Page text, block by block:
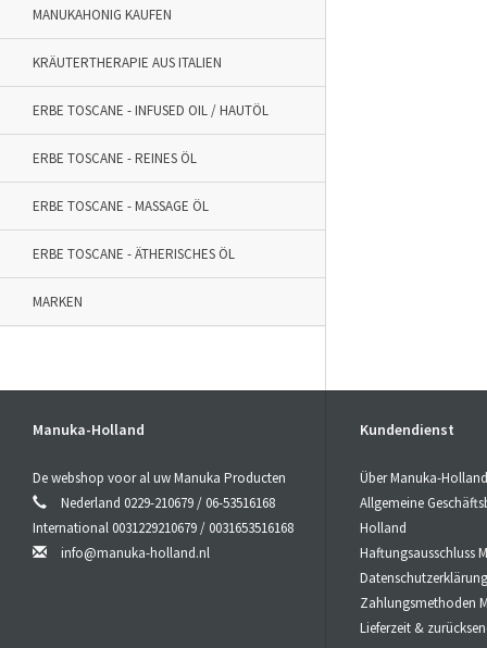
MANUKAHONIG KAUFEN
KRÄUTERTHERAPIE AUS ITALIEN
ERBE TOSCANE - INFUSED OIL / HAUTÖL
ERBE TOSCANE - REINES ÖL
ERBE TOSCANE - MASSAGE ÖL
ERBE TOSCANE - ÄTHERISCHES ÖL
MARKEN
Manuka-Holland
De webshop voor al uw Manuka Producten
Nederland 0229-210679 / 06-53516168
International 0031229210679 / 0031653516168
info@manuka-holland.nl
Kundendienst
Über Manuka-Holland
Allgemeine
Holland
Haftungsausschluss
Zahlungsmethoden
Lieferzeit &